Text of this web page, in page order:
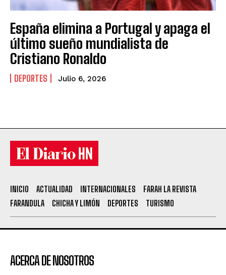
España elimina a Portugal y apaga el
último sueño mundialista de
Cristiano Ronaldo
DEPORTES Julio 6, 2026
INICIO ACTUALIDAD INTERNACIONALES
FARAH LA REVISTA
FARANDULA
CHICHA Y LIMÓN DEPORTES TURISMO
ACERCA DE NOSOTROS